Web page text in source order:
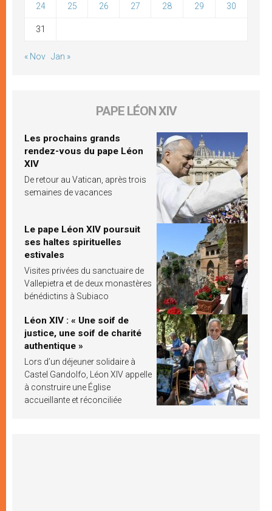
24 25 26 27 28 29 30
31
« Nov Jan »
PAPE LÉON XIV
Les prochains grands
rendez-vous du pape Léon
XIV
De retour au Vatican, après trois
semaines de vacances
Le pape Léon XIV poursuit
ses haltes spirituelles
estivales
Visites privées du sanctuaire de
Vallepietra et de deux monastères
bénédictins à Subiaco
Léon XIV : « Une soif de
justice, une soif de charité
authentique »
Lors d’un déjeuner solidaire à
Castel Gandolfo, Léon XIV appelle
à construire une Église
accueillante et réconciliée